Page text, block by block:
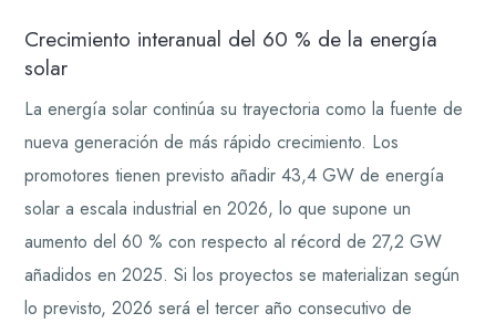
Crecimiento interanual del 60 % de la energía
solar
La energía solar continúa su trayectoria como la fuente de
nueva generación de más rápido crecimiento. Los
promotores tienen previsto añadir 43,4 GW de energía
solar a escala industrial en 2026, lo que supone un
aumento del 60 % con respecto al récord de 27,2 GW
añadidos en 2025. Si los proyectos se materializan según
lo previsto, 2026 será el tercer año consecutivo de